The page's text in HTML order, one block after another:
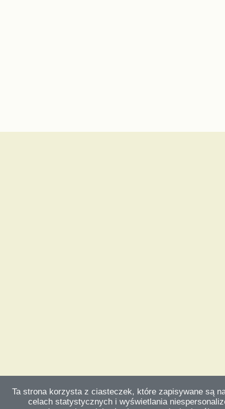
Ta strona korzysta z ciasteczek, które zapisywane są
celach statystycznych i wyświetlania